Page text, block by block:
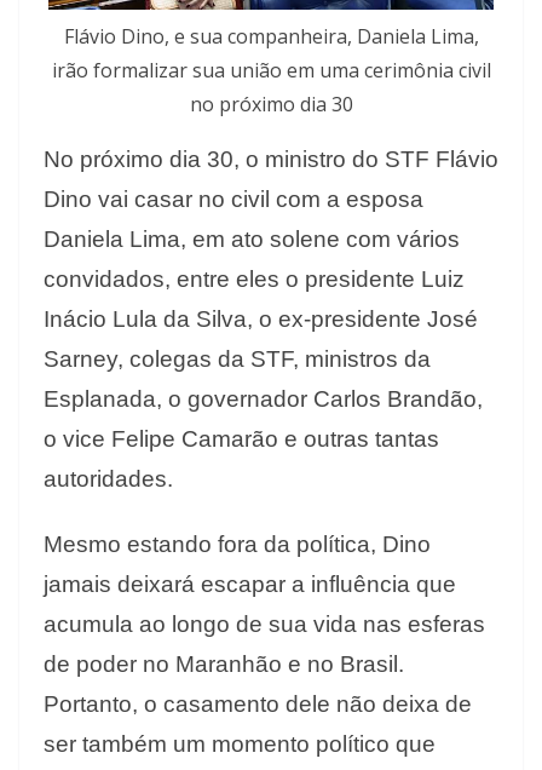
Flávio Dino, e sua companheira, Daniela Lima,
irão formalizar sua união em uma cerimônia civil
no próximo dia 30
No próximo dia 30, o ministro do STF Flávio
Dino vai casar no civil com a esposa
Daniela Lima, em ato solene com vários
convidados, entre eles o presidente Luiz
Inácio Lula da Silva, o ex-presidente José
Sarney, colegas da STF, ministros da
Esplanada, o governador Carlos Brandão,
o vice Felipe Camarão e outras tantas
autoridades.
Mesmo estando fora da política, Dino
jamais deixará escapar a influência que
acumula ao longo de sua vida nas esferas
de poder no Maranhão e no Brasil.
Portanto, o casamento dele não deixa de
ser também um momento político que